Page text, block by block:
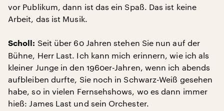
vor Publikum, dann ist das ein Spaß. Das ist keine
Arbeit, das ist Musik.
Scholl: Seit über 60 Jahren stehen Sie nun auf der
Bühne, Herr Last. Ich kann mich erinnern, wie ich als
kleiner Junge in den 1960er-Jahren, wenn ich abends
aufbleiben durfte, Sie noch in Schwarz-Weiß gesehen
habe, so in vielen Fernsehshows, wo es dann immer
hieß: James Last und sein Orchester.